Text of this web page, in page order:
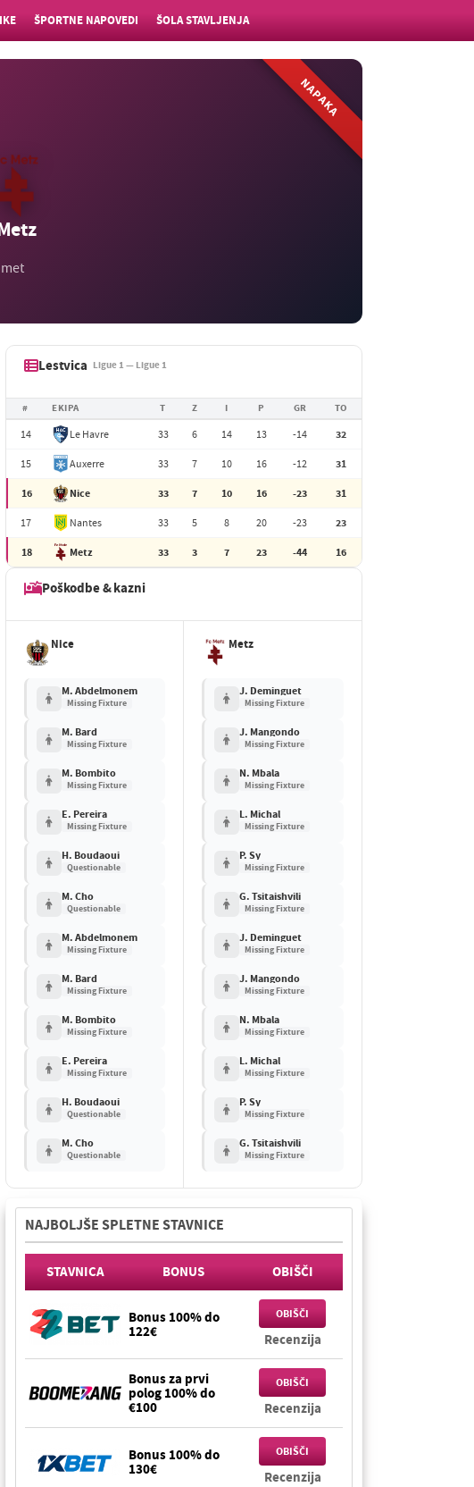
ŠPORTNE NAPOVEDI ŠOLA STAVLJENJA
NAPAKA
Lestvica Ligue 1 — Ligue 1
# EKIPA T Z I P GR TO
14 Le Havre 33 6 14 13 -14 32
15 Auxerre 33 7 10 16 -12 31
16 Nice 33 7 10 16 -23 31
17 Nantes 33 5 8 20 -23 23
18 Metz 33 3 7 23 -44 16
Poškodbe & kazni
Nice
M. Abdelmonem
Missing Fixture
M. Bard
Missing Fixture
M. Bombito
Missing Fixture
E. Pereira
Missing Fixture
H. Boudaoui
Questionable
M. Cho
Questionable
M. Abdelmonem
Missing Fixture
M. Bard
Missing Fixture
M. Bombito
Missing Fixture
E. Pereira
Missing Fixture
H. Boudaoui
Questionable
M. Cho
Questionable
Metz
J. Deminguet
Missing Fixture
J. Mangondo
Missing Fixture
N. Mbala
Missing Fixture
L. Michal
Missing Fixture
P. Sy
Missing Fixture
G. Tsitaishvili
Missing Fixture
J. Deminguet
Missing Fixture
J. Mangondo
Missing Fixture
N. Mbala
Missing Fixture
L. Michal
Missing Fixture
P. Sy
Missing Fixture
G. Tsitaishvili
Missing Fixture
NAJBOLJŠE SPLETNE STAVNICE
STAVNICA BONUS OBIŠČI
Bonus 100% do
122€
OBIŠČI
Recenzija
Bonus za prvi
polog 100% do
€100
OBIŠČI
Recenzija
Bonus 100% do
130€
OBIŠČI
Recenzija